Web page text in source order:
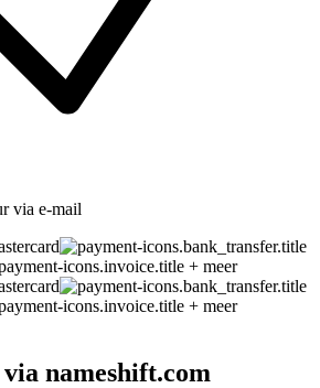
via e-mail
+ meer
+ meer
nameshift.com